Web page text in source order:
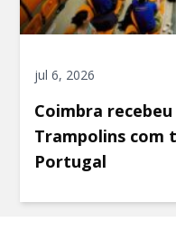
jul 6, 2026
Coimbra
Trampolins com
Portugal